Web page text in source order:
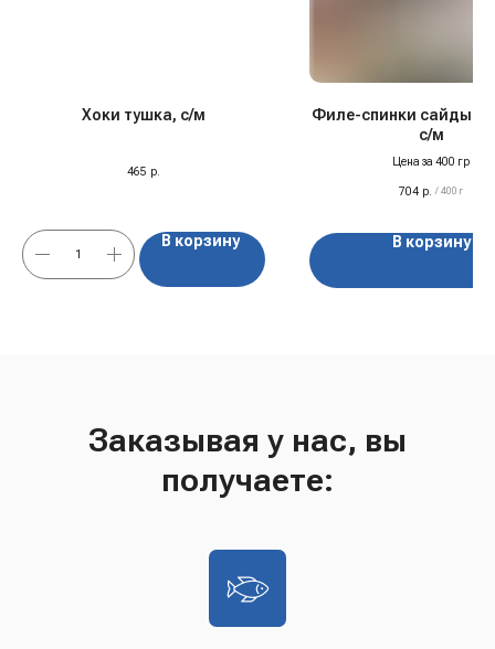
Хоки тушка, с/м
465 р.
В корзину
Филе-спинки сайды
с/м
Цена за 400 гр
704 р. / 400 г
В корзину
Заказывая у нас, вы
получаете: